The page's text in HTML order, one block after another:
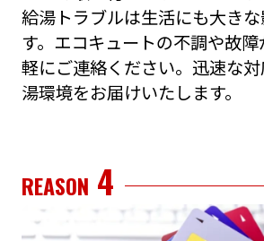
給湯トラブルは⽣活にも⼤き
す。エコキュートの不調や故
軽にご連絡ください。迅速な
湯環境をお届けいたします。
REASON 4